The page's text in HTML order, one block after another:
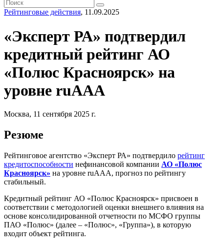
Рейтинговые действия, 11.09.2025
«Эксперт РА» подтвердил
кредитный рейтинг АО
«Полюс Красноярск» на
уровне ruAАA
Москва, 11 сентября 2025 г.
Резюме
Рейтинговое агентство «Эксперт РА» подтвердило рейтинг
кредитоспособности нефинансовой компании АО «Полюс
Красноярск» на уровне ruAАA, прогноз по рейтингу
стабильный.
Кредитный рейтинг АО «Полюс Красноярск» присвоен в
соответствии с методологией оценки внешнего влияния на
основе консолидированной отчетности по МСФО группы
ПАО «Полюс» (далее – «Полюс», «Группа»), в которую
входит объект рейтинга.